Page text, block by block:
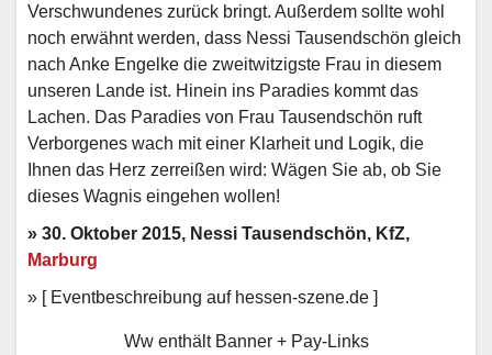
Verschwundenes zurück bringt. Außerdem sollte wohl
noch erwähnt werden, dass Nessi Tausendschön gleich
nach Anke Engelke die zweitwitzigste Frau in diesem
unseren Lande ist. Hinein ins Paradies kommt das
Lachen. Das Paradies von Frau Tausendschön ruft
Verborgenes wach mit einer Klarheit und Logik, die
Ihnen das Herz zerreißen wird: Wägen Sie ab, ob Sie
dieses Wagnis eingehen wollen!
» 30. Oktober 2015, Nessi Tausendschön, KfZ,
Marburg
» [ Eventbeschreibung auf hessen-szene.de ]
Ww enthält Banner + Pay-Links